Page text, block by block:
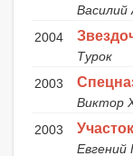
Василий
2004
Турок
2003
Виктор
2003
Участок
Евгений